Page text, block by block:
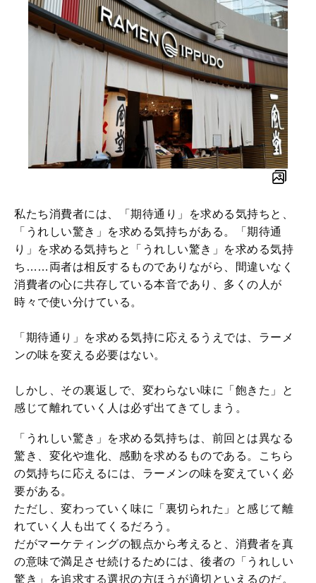
私たち消費者には、「期待通り」を求める気持ちと、
「うれしい驚き」を求める気持ちがある。「期待通
り」を求める気持ちと「うれしい驚き」を求める気持
ち……両者は相反するものでありながら、間違いなく
消費者の心に共存している本音であり、多くの人が
時々で使い分けている。
「期待通り」を求める気持に応えるうえでは、ラーメ
ンの味を変える必要はない。
しかし、その裏返しで、変わらない味に「飽きた」と
感じて離れていく人は必ず出てきてしまう。
「うれしい驚き」を求める気持ちは、前回とは異なる
驚き、変化や進化、感動を求めるものである。こちら
の気持ちに応えるには、ラーメンの味を変えていく必
要がある。
ただし、変わっていく味に「裏切られた」と感じて離
れていく人も出てくるだろう。
だがマーケティングの観点から考えると、消費者を真
の意味で満足させ続けるためには、後者の「うれしい
驚き」を追求する選択の方ほうが適切といえるのだ。